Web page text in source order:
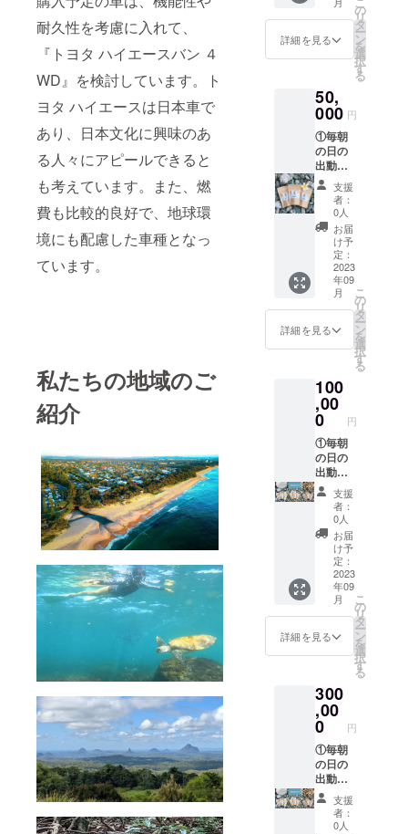
耐久性を考慮に入れて、
『トヨタ ハイエースバン ４
WD』を検討しています。ト
ヨタ ハイエースは日本車で
あり、日本文化に興味のあ
る人々にアピールできると
も考えています。また、燃
費も比較的良好で、地球環
境にも配慮した車種となっ
ています。
私たちの地域のご
紹介
ア 原
料:100
% 天日
称:麻炭
塩 サ
イズ:2g
原産
国:サン
シャイ
ンコー
スト
オース
トラリ
ア 原
料:100
% 天日
干し海
炭 ※実
際にお
ターン
とパッ
ケージ
等のデ
ザイン
が異な
る場合
があり
ますの
で、あ
らかじ
めご了
承くだ
さい。
オース
トラリ
ア 原
干し海
塩 ・名
称:Newl
Moon
SALT
サイ
ズ:2g
原産国:
サン
シャイ
ンコー
スト
オース
トラリ
ア 原
料:100
% 天日
称:麻炭
塩(太陽)
サイ
ズ:2g
原産国:
サン
シャイ
ンコー
スト
オース
トラリ
ア 原
料:100
% 天日
干し海
炭、EM
・名称:
サイ
ズ:2g
原産国:
サン
シャイ
ンコー
スト
オース
トラリ
ア 原
れば利
用可能
です。
供 ・名
称:Full
Moon
SALT
サイ
ズ:50g
原産
国:サン
シャイ
ンコー
スト
オース
トラリ
ア 原
料:100
% 天日
Moon
SALT
サイ
ズ:50g
原産
国:サン
シャイ
ンコー
スト
オース
トラリ
ア 原
料:100
% 天日
干し海
塩 ・名
称:グア
原産
国:サン
シャイ
ンコー
スト
オース
トラリ
ア 原
材料:グ
アバ葉
動画 ・
動画の
提供期
間：期
限なし
時間：5
分ほど
・提供
方法：
視聴用
のURL
をメー
ルで送
信 ・本
リター
ンの内
容は個
人の範
囲であ
れば利
用可能
です。
供 ・名
称:Full
Moon
SALT
サイ
ズ:50g
原産
国:サン
シャイ
ンコー
スト
オース
トラリ
ア 原
料:100
% 天日
干し海
称:Newl
SALT
サイ
ズ:50g
原産
国:サン
シャイ
ンコー
スト
オース
トラリ
詳細を見る
の
リ
タ
ー
ン
を
選
択
す
る
50,
000 円
①毎朝
の日の
出動画
の視聴
用URL
をメー
ルで提
供 ・動
画の内
容：日
の出の
動画 ・
動画の
提供期
間：期
限なし
時間：5
分ほど
・提供
方法：
視聴用
のURL
をメー
ルで送
信 ・本
リター
ンの内
容は個
人の範
囲であ
れば利
用可能
です。
②ビー
チハウ
ス利用
ン券 ・
2泊3日
のリト
リート
宿泊 ・
250種類
以上の
リト
リート
プログ
支援
者：
0人
お届
け予
定：
2023
年09
月
詳細を見る
こ
の
リ
タ
ー
ン
を
選
択
す
る
100
,00
0 円
①毎朝
の日の
出動画
の視聴
用URL
をメー
ルで提
供 ・動
画の内
容：日
の出の
動画 ・
動画の
提供期
間：期
限なし
時間：5
分ほど
・提供
方法：
視聴用
のURL
をメー
ルで送
信 ・本
リター
支援
者：
0人
お届
け予
定：
2023
年09
月
詳細を見る
こ
の
リ
タ
ー
ン
を
選
択
す
る
300
,00
0 円
①毎朝
の日の
出動画
の視聴
用URL
をメー
支援
者：
0人